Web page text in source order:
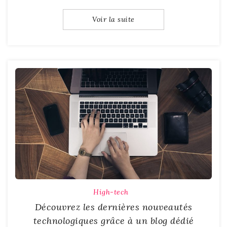
Voir la suite
High-tech
Découvrez les dernières nouveautés
technologiques grâce à un blog dédié